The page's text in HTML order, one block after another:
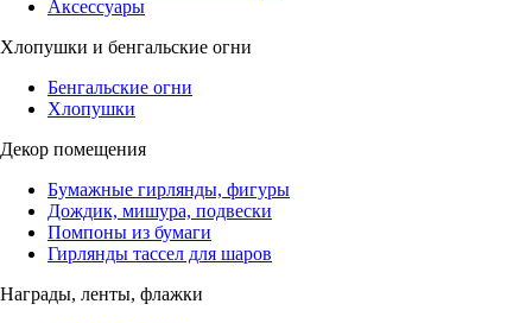
Аксессуары
Хлопушки и бенгальские огни
Бенгальские огни
Хлопушки
Декор помещения
Бумажные гирлянды, фигуры
Дождик, мишура, подвески
Помпоны из бумаги
Гирлянды тассел для шаров
Награды, ленты, флажки